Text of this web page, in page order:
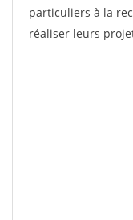
particuliers à la
réaliser leurs